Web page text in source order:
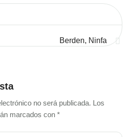
Berden, Ninfa
no será publicada. Los
marcados con *